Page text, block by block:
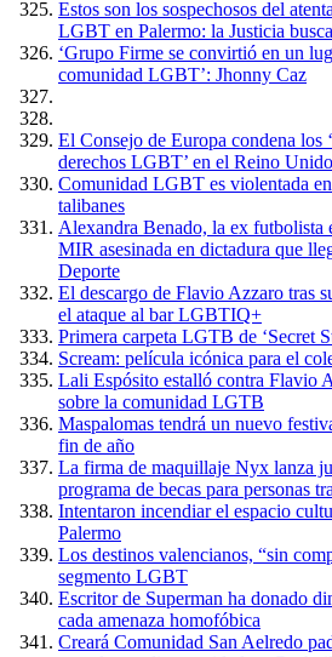
Estos son los sospechosos del
LGBT en Palermo: la Justicia
‘Grupo Firme se convirtió en un
comunidad LGBT’: Jhonny Caz
El Consejo de Europa condena los
derechos LGBT’ en el Reino Unido
Comunidad LGBT es violentada
talibanes
Alexandra Benado, la ex futbolista
MIR asesinada en dictadura que
Deporte
El descargo de Flavio Azzaro tras
el ataque al bar LGBTIQ+
Primera carpeta LGTB de ‘Secret
Scream: película icónica para el
Lali Espósito estalló contra Flavio
sobre la comunidad LGTB
Maspalomas tendrá un nuevo
fin de año
La firma de maquillaje Nyx lanza
programa de becas para personas
Intentaron incendiar el espacio
Palermo
Los destinos valencianos, “sin
segmento LGBT
Escritor de Superman ha donado
cada amenaza homofóbica
Creará Comunidad San Aelredo